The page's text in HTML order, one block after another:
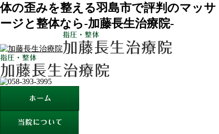
体の歪みを整える羽島市で評判のマッサ
ージと整体なら-加藤長生治療院-